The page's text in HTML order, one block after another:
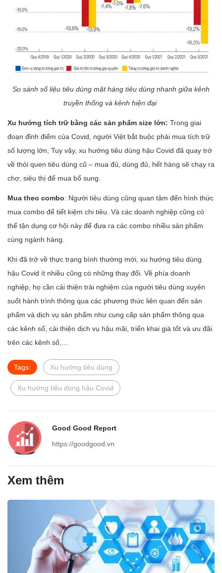
So sánh số liệu tiêu dùng mặt hàng tiêu dùng nhanh giữa kênh
truyền thống và kênh hiện đại
Xu hướng tích trữ bằng các sản phẩm size lớn: Trong giai
đoạn đỉnh điểm của Covid, người Việt bắt buộc phải mua tích trữ
số lượng lớn, Tuy vậy, xu hướng tiêu dùng hậu Covid đã quay trở
về thói quen tiêu dùng cũ – mua đủ, dùng đủ, hết hàng sẽ chạy ra
chợ, siêu thị để mua bổ sung.
Mua theo combo: Người tiêu dùng cũng quan tâm đến hình thức
mua combo để tiết kiệm chi tiêu. Và các doanh nghiệp cũng có
thể tận dụng cơ hội này để đưa ra các combo nhiều sản phẩm
cùng ngành hàng.
Khi đã trở về thực trạng bình thường mới, xu hướng tiêu dùng
hậu Covid ít nhiều cũng có những thay đổi. Về phía doanh
nghiệp, họ cần cải thiện trải nghiệm của người tiêu dùng xuyên
suốt hành trình thông qua các phương thức liên quan đến sản
phẩm và dịch vụ sản phẩm như cung cấp sản phẩm thông qua
các kênh số, cải thiện dịch vụ hậu mãi, triển khai giá tốt và ưu đãi
trên các kênh số,…
Tags: Xu hướng tiêu dùng
Xu hướng tiêu dùng hậu Covid
Good Good Report
https://goodgood.vn
Xem thêm